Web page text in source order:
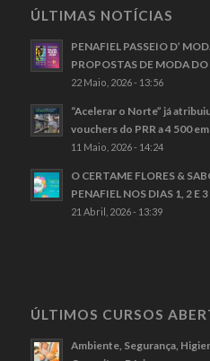
ÚLTIMAS NOTÍCIAS
PENAFIEL PASSEIO D’
PROPOSTAS DE MODA
22 Maio, 2026 - 13:56
“Acelerar o Norte” já
vouchers do PRR a 4 500
11 Maio, 2026 - 14:24
O CERTAME FLORES &
PENAFIEL NOS DIAS 1, 2 E
21 Abril, 2026 - 13:39
ÚLTIMOS CURSOS
Ambiente, Segurança,